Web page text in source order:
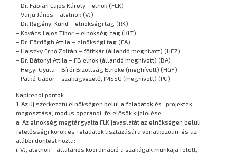
– Dr. Fábián Lajos Károly – elnök (FLK)
– Varjú János – alelnök (VJ)
– Dr. Regényi Kund – elnökségi tag (RK)
– Kovács Lajos Tibor – elnökségi tag (KLT)
– Dr. Eördögh Attila – elnökségi tag (EA)
– Haiszky Ernő Zoltán – főtitkár (állandó meghívott) (HEZ)
– Dr. Bátonyi Attila – FB elnök (állandó meghívott) (BA)
– Hegyi Gyula – Bírói Bizottság Elnöke (meghívott) (HGY)
– Palkó Gábor – szakágvezető, IMSSU (meghívott) (PG)
Napirendi pontok:
1. Az új szerkezetű elnökségen belül a feladatok és “projektek”
megosztása, modus operandi, felelősök kijelölése
a. Az elnökség megtárgyalta FLK javaslatát az elnökségen belüli
felelősségi körök és feladatok tisztázására vonatkozóan, és az
alábbi döntést hozta:
i. VJ, alelnök – általános koordináció a szakágak munkája fölött,